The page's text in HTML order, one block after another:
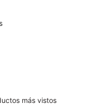
más vistos